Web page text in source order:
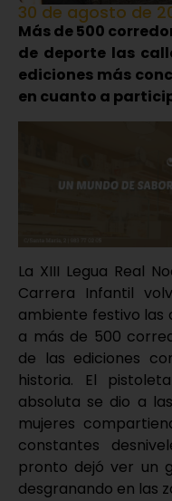
30 de agosto de
Más de 500
de deporte las
ediciones más
en cuanto a
La XIII Legua Real
Carrera Infantil
ambiente festivo las
a más de 500
de las ediciones
historia. El
absoluta se dio a
mujeres
constantes
pronto dejó ver un
desgranando en las